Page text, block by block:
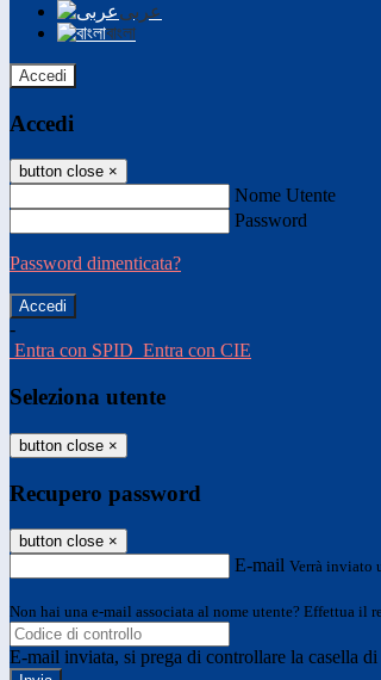
عربى
বাংলা
Accedi
Accedi
button close ×
Nome Utente
Password
Password dimenticata?
-
Entra con SPID Entra con CIE
Seleziona utente
button close ×
Recupero password
button close ×
E-mail Verrà inviato
Non hai una e-mail associata al nome utente? Effettua il
E-mail inviata, si prega di controllare la casella